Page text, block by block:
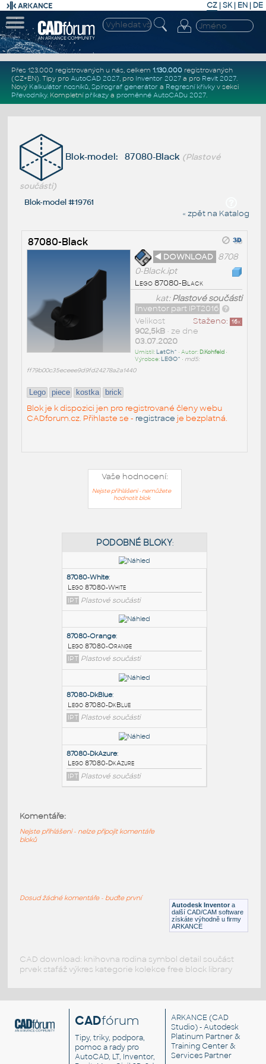
CZ | SK| EN | DE
Přes 123.000 registrovaných u nás, celkem 1.130.000registrovaných
(CZ+EN). Tipy pro AutoCAD 2027, pro Inventor 2027a pro Revit 2027.
Nový Kalkulátor nosníků, Spirograf generátor a Regresní křivkyv sekci
Převodníky. Kompletní příkazya proměnné AutoCADu 2027.
Blok-model: 87080-Black (Plastové
součásti)
Blok-model #19761
« zpět na Katalog
87080-Black
◄ DOWNLOAD 8708
0-Black.ipt
Lego 87080-Black
kat:Plastové součásti
Inventor part IPT2016
Staženo: 16x
Velikost
902,5kB• ze dne
03.07.2020
Umístil: LatCh^ • Autor: D.Kohfeld•
Výrobce: LEGO^ • md5:
ff79b00c35eceee9d9fd24278a2a1440
Lego piece kostka brick
Blok je k dispozici jen pro registrované členy webu
CADforum.cz. Přihlaste se - registrace je bezplatná.
Vaše hodnocení:
Nejste přihlášeni - nemůžete
hodnotit blok
PODOBNÉ BLOKY
87080-White:
Lego 87080-White
IPT Plastové součásti
87080-Orange:
Lego 87080-Orange
IPT Plastové součásti
Lego 87080-DkBlue
Lego 87080-DkAzure
Autodesk Inventor a
další CAD/CAM software
získáte výhodně u firmy
ARKANCE
Komentáře:
Nejste přihlášeni - nelze připojit komentáře
bloků
Dosud žádné komentáře - buďte první
CAD download: knihovna rodina symbol detail součást
prvek stafáž výkres kategorie kolekce free block library
CADfórum
Tipy, triky, podpora,
pomoc a rady pro
AutoCAD, LT, Inventor,
ARKANCE (CAD
Studio) - Autodesk
Platinum Partner &
Training Center &
Services Partner